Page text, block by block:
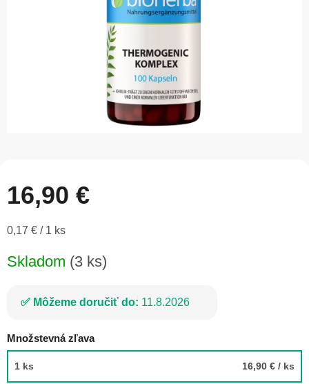
16,90 €
Jednotková
0,17 € / 1 ks
Skladom (3 ks)
Môžeme doručiť do: 11.8.2026
Množstevná zľava
1 ks 16,90 € / ks